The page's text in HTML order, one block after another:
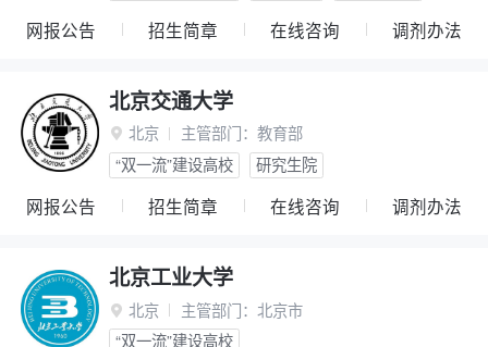
网报公告 招生简章 在线咨询 调剂办法
北京交通大学
 北京 主管部门： 教育部
“双一流”建设高校
研究生院
网报公告 招生简章 在线咨询 调剂办法
北京工业大学
 北京 主管部门： 北京市
“双一流”建设高校